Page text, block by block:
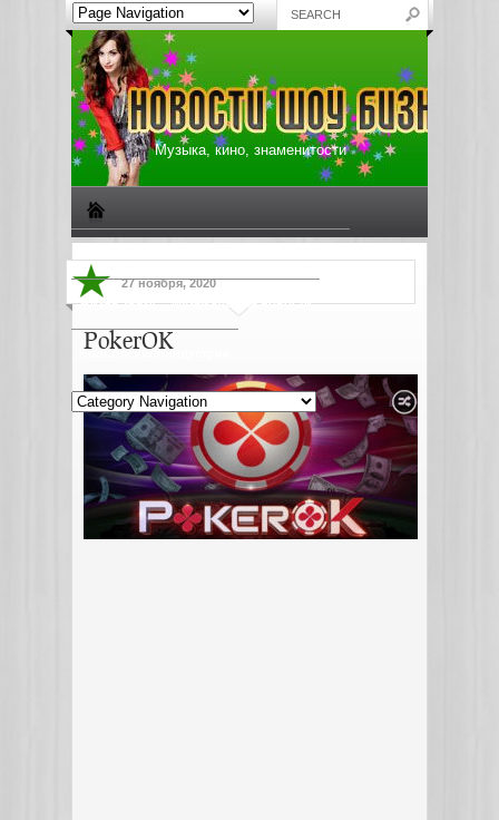
Музыка, кино, знаменитости
Жизнь звезд Музыкальные новости
Новости киноиндустрии
27 ноября, 2020
PokerOK